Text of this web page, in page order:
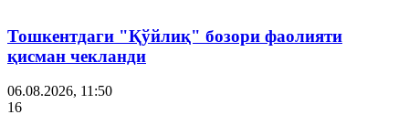
Тошкентдаги "Қўйлиқ" бозори фаолияти
қисман чекланди
06.08.2026, 11:50
16